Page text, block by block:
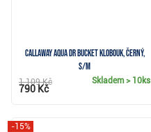
Callaway Aqua DR Bucket klobouk, černý,
S/M
Skladem> 10ks
1 109 Kč
790 Kč
-15%